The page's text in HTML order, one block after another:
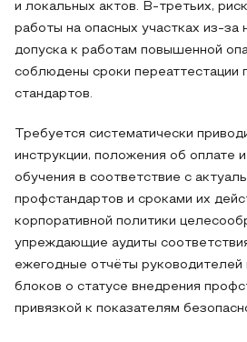
и локальных актов. В-третьих,
работы на опасных участках из-за
допуска к работам повышенной
соблюдены сроки переаттестации
стандартов.
Требуется систематически
инструкции, положения об оплате
обучения в соответствие с
профстандартов и сроками их
корпоративной политики
упреждающие аудиты
ежегодные отчёты руководителей
блоков о статусе внедрения
привязкой к показателям